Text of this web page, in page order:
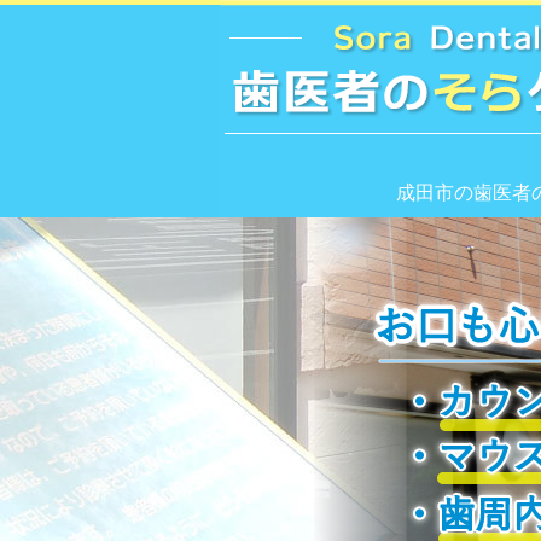
成田市の歯医者